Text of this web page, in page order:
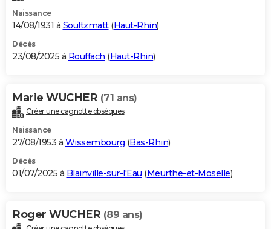
Naissance
14/08/1931 à Soultzmatt(Haut-Rhin)
Décès
23/08/2025 à Rouffach (Haut-Rhin)
Marie WUCHER (71 ans)
Créer une cagnotte obsèques
Naissance
27/08/1953 à Wissembourg (Bas-Rhin)
Décès
01/07/2025 à Blainville-sur-l'Eau (Meurthe-et-Moselle)
Roger WUCHER (89 ans)